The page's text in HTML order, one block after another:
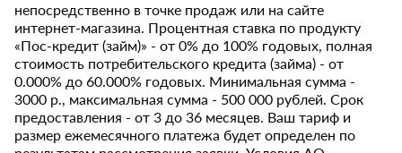
непосредственно в точке продаж или на сайте
интернет-магазина. Процентная ставка по продукту
«Пос-кредит (займ)» - от 0% до 100% годовых, полная
стоимость потребительского кредита (займа) - от
0.000% до 60.000% годовых. Минимальная сумма -
3000 р., максимальная сумма - 500 000 рублей. Срок
предоставления - от 3 до 36 месяцев. Ваш тариф и
размер ежемесячного платежа будет определен по